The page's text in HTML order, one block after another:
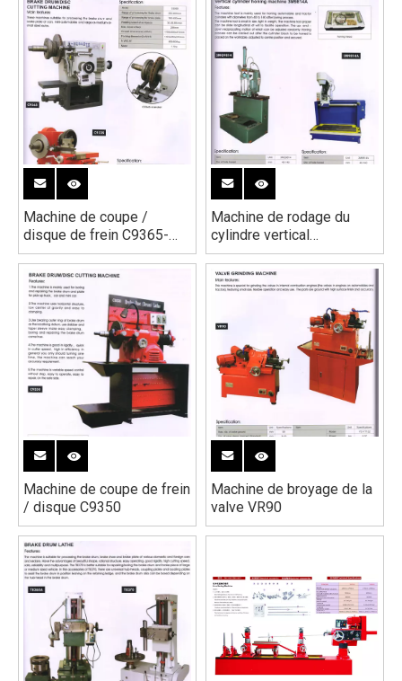
Machine de coupe /
disque de frein C9365-
C9335
Machine de rodage du
cylindre vertical
3MB9814A
Machine de coupe de frein
/ disque C9350
Machine de broyage de la
valve VR90